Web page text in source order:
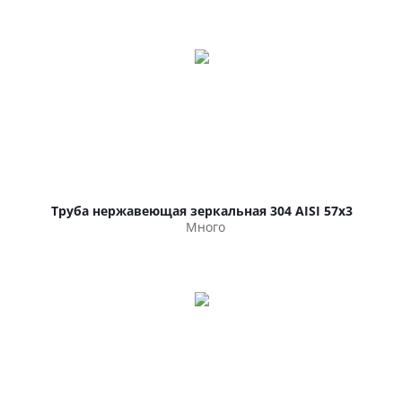
Труба нержавеющая зеркальная 304 AISI 57х3
Много